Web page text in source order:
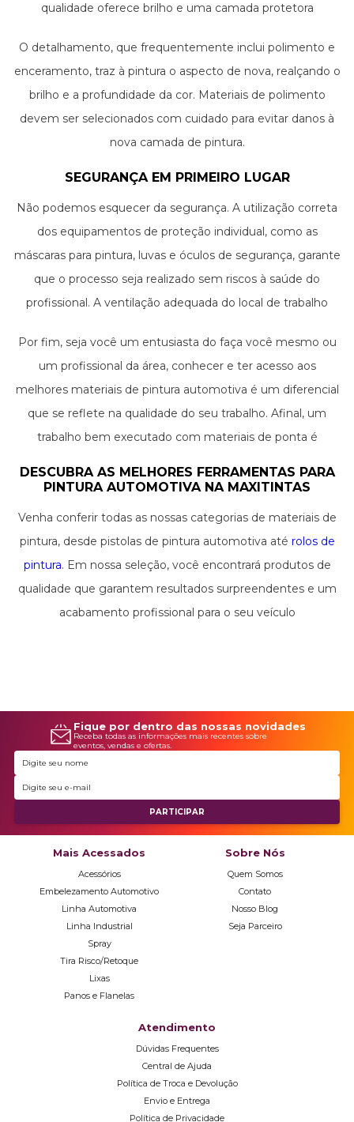
qualidade oferece brilho e uma camada protetora
O detalhamento, que frequentemente inclui polimento e
enceramento, traz à pintura o aspecto de nova, realçando o
brilho e a profundidade da cor. Materiais de polimento
devem ser selecionados com cuidado para evitar danos à
nova camada de pintura.
SEGURANÇA EM PRIMEIRO LUGAR
Não podemos esquecer da segurança. A utilização correta
dos equipamentos de proteção individual, como as
máscaras para pintura, luvas e óculos de segurança, garante
que o processo seja realizado sem riscos à saúde do
profissional. A ventilação adequada do local de trabalho
de solventes e outros vapores prejudiciais.
Por fim, seja você um entusiasta do faça você mesmo ou
um profissional da área, conhecer e ter acesso aos
melhores materiais de pintura automotiva é um diferencial
que se reflete na qualidade do seu trabalho. Afinal, um
trabalho bem executado com materiais de ponta é
DESCUBRA AS MELHORES FERRAMENTAS PARA
PINTURA AUTOMOTIVA NA MAXITINTAS
Venha conferir todas as nossas categorias de materiais de
pintura, desde pistolas de pintura automotiva até rolos de
pintura. Em nossa seleção, você encontrará produtos de
qualidade que garantem resultados surpreendentes e um
acabamento profissional para o seu veículo
Fique por dentro das nossas novidades
Receba todas as informações mais recentes sobre
eventos, vendas e ofertas.
Mais Acessados
Acessórios
Embelezamento Automotivo
Linha Automotiva
Linha Industrial
Spray
Tira Risco/Retoque
Lixas
Panos e Flanelas
Sobre Nós
Quem Somos
Contato
Nosso Blog
Seja Parceiro
Atendimento
Dúvidas Frequentes
Central de Ajuda
Política de Troca e Devolução
Envio e Entrega
Política de Privacidade